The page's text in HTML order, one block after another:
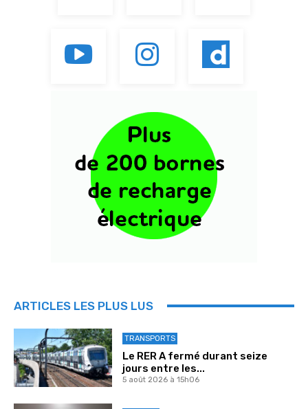
ARTICLES LES PLUS LUS
TRANSPORTS
Le RER A fermé durant seize
jours entre les...
5 août 2026 à 15h06